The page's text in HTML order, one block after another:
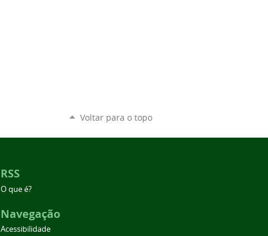
Voltar para o topo
RSS
O que é?
Navegação
Acessibilidade